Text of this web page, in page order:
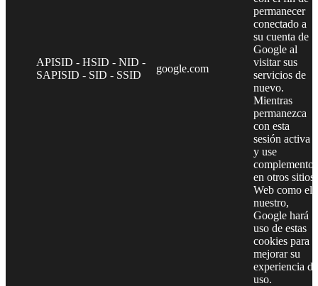
APISID - HSID - NID -
SAPISID - SID - SSID
google.com
permanecer
conectado a
su cuenta de
Google al
visitar sus
servicios de
nuevo.
Mientras
permanezca
con esta
sesión activa
y use
complementos
en otros sitios
Web como el
nuestro,
Google hará
uso de estas
cookies para
mejorar su
experiencia de
uso.